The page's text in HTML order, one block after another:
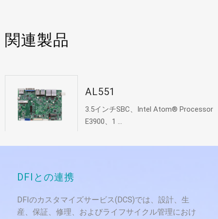
関連製品
AL551
3.5インチSBC、Intel Atom® Processor
E3900、1 ...
DFIとの連携
DFIのカスタマイズサービス(DCS)では、設計、生
産、保証、修理、およびライフサイクル管理におけ